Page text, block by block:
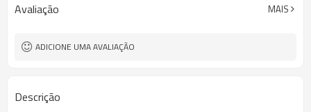
Avaliação MAIS
ADICIONE UMA AVALIAÇÃO
Descrição